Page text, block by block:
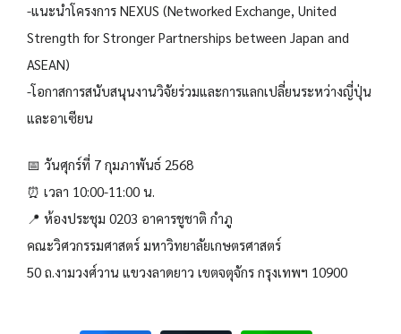
-แนะนำโครงการ NEXUS (Networked Exchange, United
Strength for Stronger Partnerships between Japan and
ASEAN)
-โอกาสการสนับสนุนงานวิจัยร่วมและการแลกเปลี่ยนระหว่างญี่ปุ่น
และอาเซียน
📅 วันศุกร์ที่ 7 กุมภาพันธ์ 2568
⏰ เวลา 10:00-11:00 น.
📍 ห้องประชุม 0203 อาคารชูชาติ กำภู
คณะวิศวกรรมศาสตร์ มหาวิทยาลัยเกษตรศาสตร์
50 ถ.งามวงศ์วาน แขวงลาดยาว เขตจตุจักร กรุงเทพฯ 10900